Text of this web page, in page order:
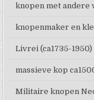
knopen met andere
knopenmaker en
Livrei (ca1735-1950)
massieve kop
Militaire knopen